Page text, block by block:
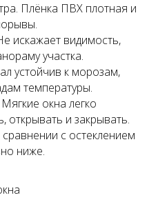
Плёнка ПВХ плотная и
искажает видимость,
участка.
устойчив к морозам,
температуры.
окна легко
открывать и закрывать.
с остеклением
ниже.